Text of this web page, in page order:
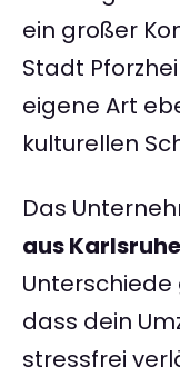
ein großer
Stadt
eigene Art
kulturellen
Das
aus Karlsruhe
dass dein
stressfrei